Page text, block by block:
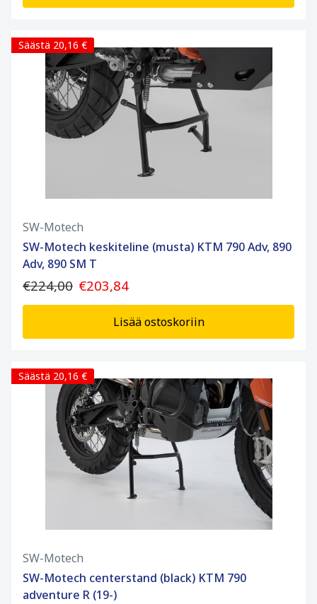
Säästä 20,16 €
SW-Motech
SW-Motech keskiteline (musta) KTM 790 Adv, 890
Adv, 890 SM T
€224,00 €203,84
Lisää ostoskoriin
Säästä 20,16 €
SW-Motech
SW-Motech centerstand (black) KTM 790
adventure R (19-)